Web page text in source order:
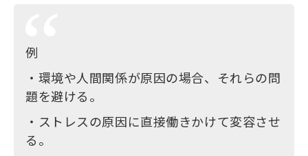
例
・環境や人間関係が原因の場合、それらの問
題を避ける。
・ストレスの原因に直接働きかけて変容させ
る。